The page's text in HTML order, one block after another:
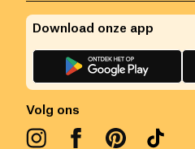
Volg ons
Download onze app